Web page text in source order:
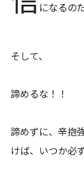
になるの
そして、
諦めるな！！
諦めずに、辛抱
けば、いつか必ず